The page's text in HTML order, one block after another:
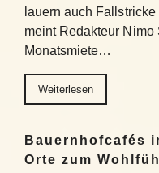
lauern auch
meint Redakteur Nimo
Monatsmiete…
Weiterlesen
Bauernhofcafés
Orte zum